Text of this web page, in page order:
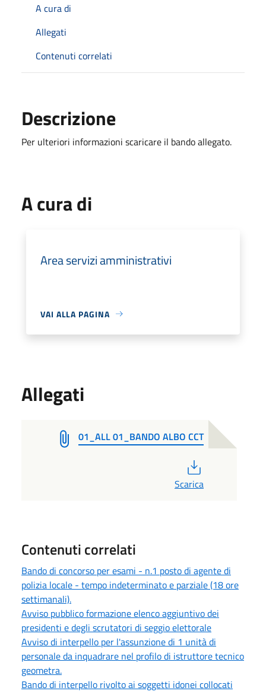
A cura di
Allegati
Contenuti correlati
Descrizione
Per ulteriori informazioni scaricare il bando allegato.
A cura di
Area servizi amministrativi
VAI ALLA PAGINA
Allegati
01_ALL 01_BANDO ALBO CCT
Scarica
Contenuti correlati
Bando di concorso per esami - n.1 posto di agente di
polizia locale - tempo indeterminato e parziale (18 ore
settimanali).
Avviso pubblico formazione elenco aggiuntivo dei
presidenti e degli scrutatori di seggio elettorale
Avviso di interpello per l'assunzione di 1 unità di
personale da inquadrare nel profilo di istruttore tecnico
geometra.
Bando di interpello rivolto ai soggetti idonei collocati